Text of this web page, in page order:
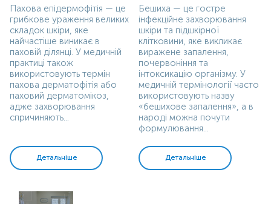
Пахова епідермофітія — це
грибкове ураження великих
складок шкіри, яке
найчастіше виникає в
паховій ділянці. У медичній
практиці також
використовують термін
пахова дерматофітія або
паховий дерматомікоз,
адже захворювання
спричиняють...
Детальніше
Бешиха — це гостре
інфекційне захворювання
шкіри та підшкірної
клітковини, яке викликає
виражене запалення,
почервоніння та
інтоксикацію організму. У
медичній термінології часто
використовують назву
«бешихове запалення», а в
народі можна почути
формулювання...
Детальніше